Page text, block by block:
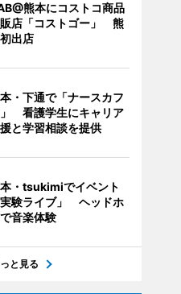
熊本にコストコ商品
店「コストゴー」 熊
出店
・下通で「ナースカフ
看護学生にキャリア
と学習相談を提供
・tsukimiでイベント
実験ライブ」 ヘッドホ
音楽体験
と見る